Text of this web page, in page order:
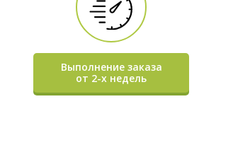
Выполнение заказа
от 2-х недель